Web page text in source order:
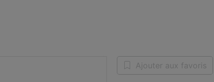
Ajouter aux favoris